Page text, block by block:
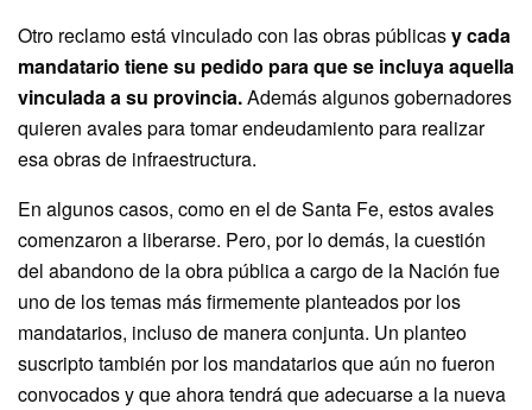
Otro reclamo está vinculado con las obras públicasy cada
mandatario tiene su pedido para que se incluya aquella
vinculada a su provincia.Además algunos gobernadores
quieren avales para tomar endeudamiento para realizar
esa obras de infraestructura.
En algunos casos, como en el de Santa Fe, estos avales
comenzaron a liberarse. Pero, por lo demás, la cuestión
del abandono de la obra pública a cargo de la Nación fue
uno de los temas más firmemente planteados por los
mandatarios, incluso de manera conjunta. Un planteo
suscripto también por los mandatarios que aún no fueron
convocados y que ahora tendrá que adecuarse a la nueva